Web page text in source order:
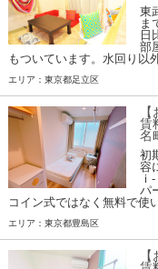
東
ま
日
部
もついています。水回り以
エリア：東京都足立区
賃
名
初
容
パ
コイン式ではなく無料で使
エリア：東京都豊島区